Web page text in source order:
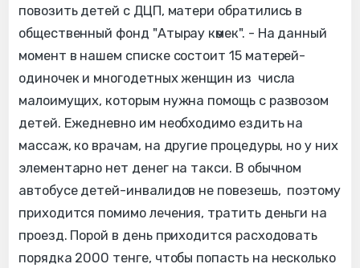
повозить детей с ДЦП, матери обратились в
общественный фонд "Атырау көмек". - На данный
момент в нашем списке состоит 15 матерей-
одиночек и многодетных женщин из числа
малоимущих, которым нужна помощь с развозом
детей. Ежедневно им необходимо ездить на
массаж, ко врачам, на другие процедуры, но у них
элементарно нет денег на такси. В обычном
автобусе детей-инвалидов не повезешь, поэтому
приходится помимо лечения, тратить деньги на
проезд. Порой в день приходится расходовать
порядка 2000 тенге, чтобы попасть на несколько